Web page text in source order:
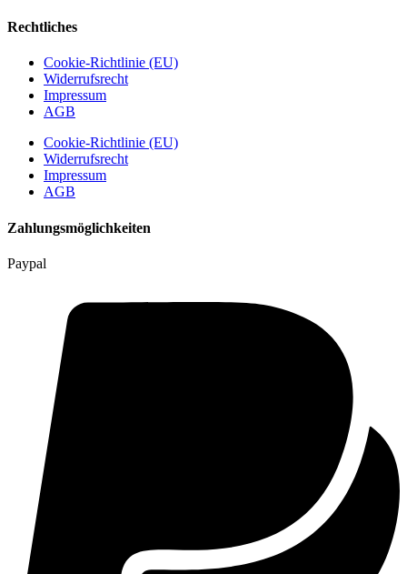
Rechtliches
Cookie-Richtlinie (EU)
Widerrufsrecht
Impressum
AGB
Cookie-Richtlinie (EU)
Widerrufsrecht
Impressum
AGB
Zahlungsmöglichkeiten
Paypal